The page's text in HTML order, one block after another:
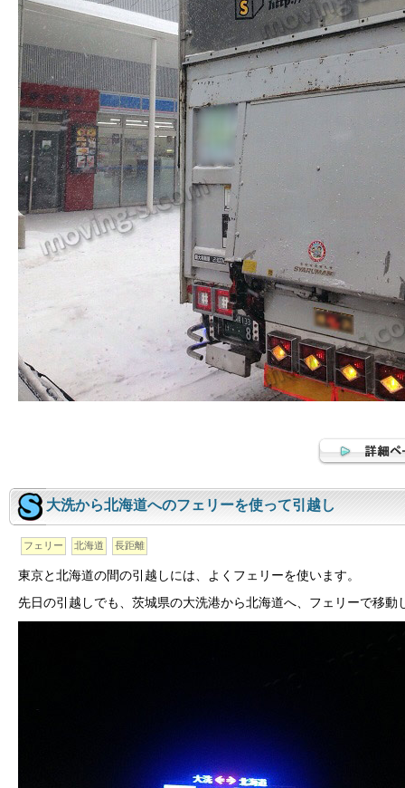
大洗から北海道へのフェリーを使って引越し
フェリー 北海道 長距離
東京と北海道の間の引越しには、よくフェリーを使います。
先日の引越しでも、茨城県の大洗港から北海道へ、フェリーで移動